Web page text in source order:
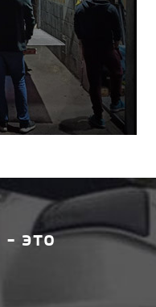
- это